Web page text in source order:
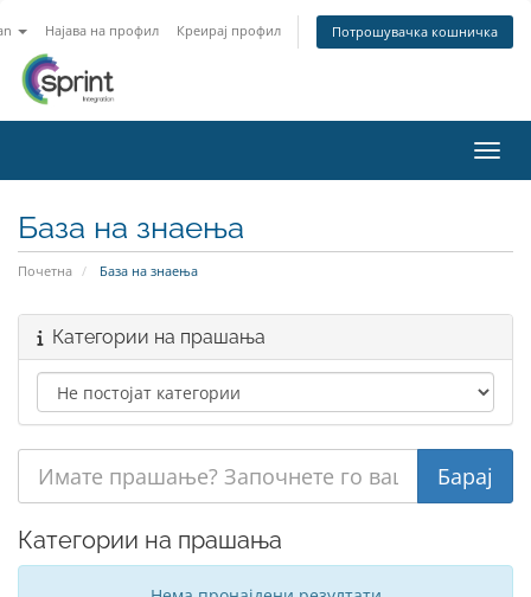
Најава на профил Креирај профил Потрошувачка кошничка
База на знаења
Почетна База на знаења
Категории на прашања
Категории на прашања